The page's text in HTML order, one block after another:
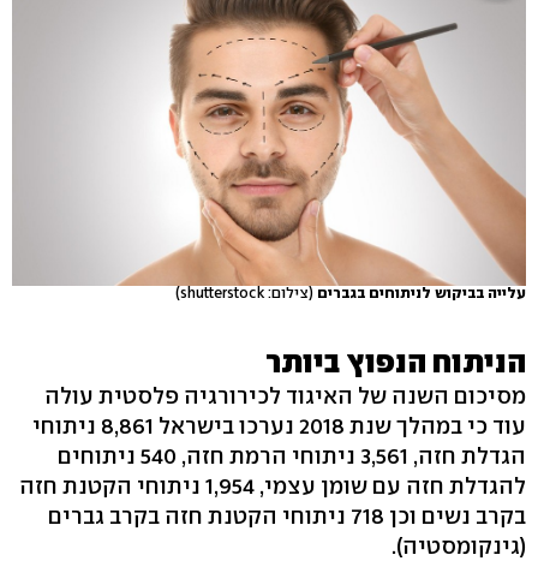
עלייה בביקוש לניתוחים בגברים (צילום: shutterstock)
הניתוח הנפוץ ביותר
מסיכום השנה של האיגוד לכירורגיה פלסטית עולה
עוד כי במהלך שנת 2018 נערכו בישראל 8,861 ניתוחי
הגדלת חזה, 3,561 ניתוחי הרמת חזה, 540 ניתוחים
להגדלת חזה עם שומן עצמי, 1,954 ניתוחי הקטנת חזה
בקרב נשים וכן 718 ניתוחי הקטנת חזה בקרב גברים
(גינקומסטיה).